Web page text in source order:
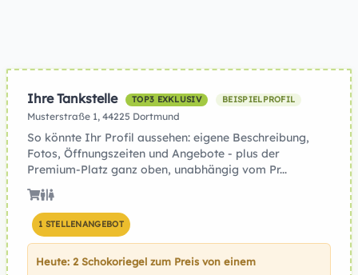
Ihre Tankstelle TOP3 EXKLUSIV BEISPIELPROFIL
Musterstraße 1, 44225 Dortmund
So könnte Ihr Profil aussehen: eigene Beschreibung,
Fotos, Öffnungszeiten und Angebote - plus der
Premium-Platz ganz oben, unabhängig vom Pr...
1 STELLENANGEBOT
Heute: 2 Schokoriegel zum Preis von einem